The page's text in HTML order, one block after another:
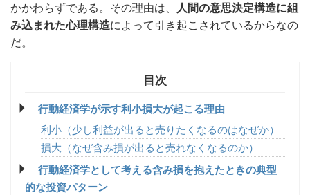
かかわらずである。その理由は、 人間の意思決定構造に組
み込まれた心理構造によって引き起こされているからなの
だ。
行動経済学が示す利小損大が起こる理由
利小（少し利益が出ると売りたくなるのはなぜか）
損大（なぜ含み損が出ると売れなくなるのか）
行動経済学として考える含み損を抱えたときの典型
的な投資パターン